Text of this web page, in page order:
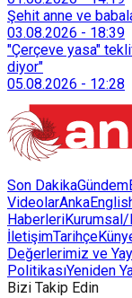
128 bokaşi
sürdürülebilir atık
Şehit anne ve
03.08.2026 - 18:39
"Çerçeve yasa"
diyor"
05.08.2026 - 12:28
Son DakikaGündem
Videolar
Haberleri
İletişimTarihçe
Değerlerimiz ve
PolitikasıYeniden
Bizi Takip Edin